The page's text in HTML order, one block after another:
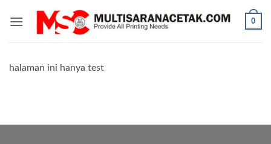
0
halaman ini hanya test